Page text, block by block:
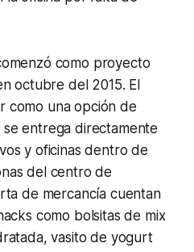
como proyecto
octubre del 2015. El
como una opción de
entrega directamente
y oficinas dentro de
del centro de
de mercancía cuentan
como bolsitas de mix
vasito de yogurt